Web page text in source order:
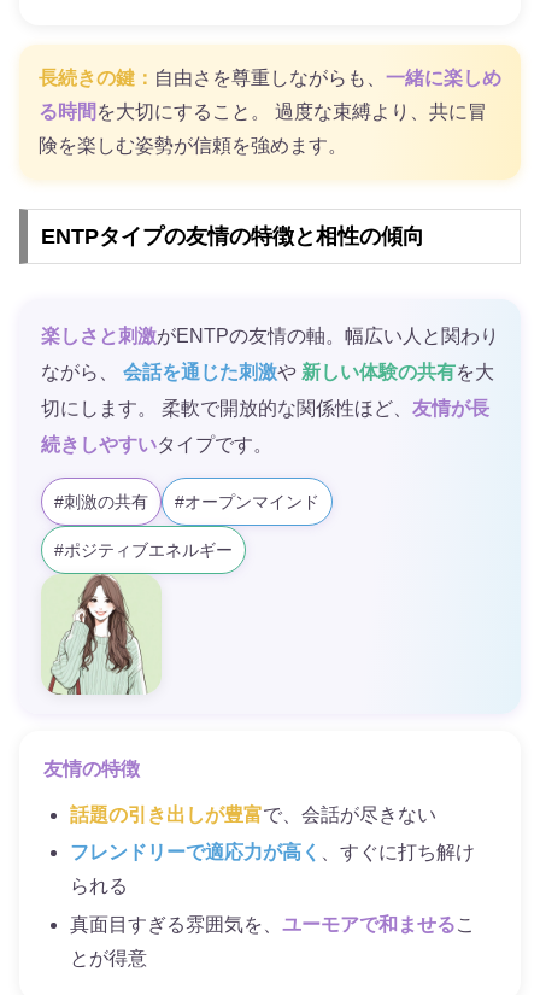
長続きの鍵： 自由さを尊重しながらも、 一緒に楽しめ
る時間 を大切にすること。 過度な束縛より、共に冒
険を楽しむ姿勢が信頼を強めます。
ENTPタイプの友情の特徴と相性の傾向
楽しさと刺激がENTPの友情の軸。幅広い人と関わり
ながら、 会話を通じた刺激や 新しい体験の共有を大
切にします。 柔軟で開放的な関係性ほど、 友情が長
続きしやすいタイプです。
#刺激の共有 #オープンマインド
#ポジティブエネルギー
友情の特徴
話題の引き出しが豊富で、会話が尽きない
フレンドリーで適応力が高く
、すぐに打ち解け
られる
真面目すぎる雰囲気を、 ユーモアで和ませるこ
とが得意